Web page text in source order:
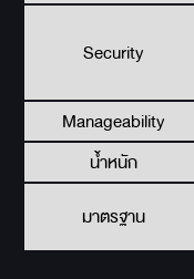
Security
Manageability
น้ำหนัก
มาตรฐาน